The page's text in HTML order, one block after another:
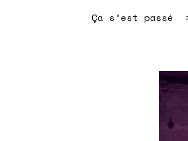
Ça s’est passé